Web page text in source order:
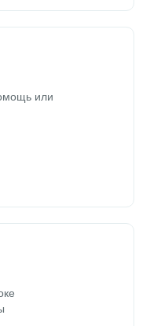
или